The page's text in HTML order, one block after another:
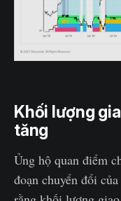
Khối lượng
tăng
Ủng hộ quan điểm
đoạn chuyển đổi